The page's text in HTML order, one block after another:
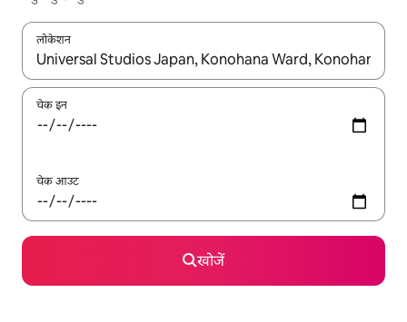
लोकेशन
नतीजों के उपलब्ध होने पर, अप और डाउन 'ऐरो की' का इस्तेमाल करके नेविगेट
चेक इन
चेक आउट
खोजें